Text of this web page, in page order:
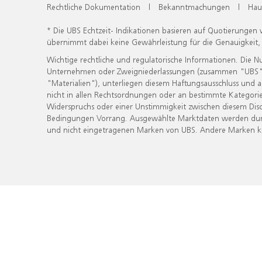
Rechtliche Dokumentation | Bekanntmachungen |
* Die UBS Echtzeit- Indikationen basieren auf
übernimmt dabei keine Gewährleistung für die
Wichtige rechtliche und regulatorische Informationen. Die
Unternehmen oder Zweigniederlassungen (zusammen
"Materialien"), unterliegen diesem Haftungsausschluss
nicht in allen Rechtsordnungen oder an bestimmte
Widerspruchs oder einer Unstimmigkeit zwischen diesem
Bedingungen Vorrang. Ausgewählte Marktdaten werden
und nicht eingetragenen Marken von UBS. Andere Marken